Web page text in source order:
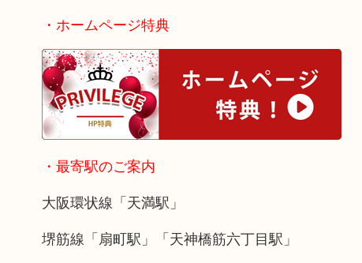
・ホームページ特典
・最寄駅のご案内
大阪環状線「天満駅」
堺筋線「扇町駅」「天神橋筋六丁目駅」